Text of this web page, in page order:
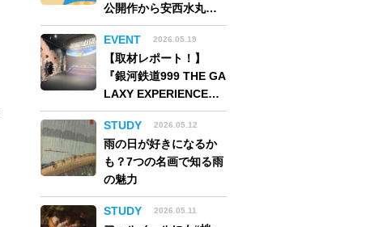
公開作から安西水丸の
世界、そしてゴッホ
《夜のカフェテラス》
まで
EVENT 2026.05.19
【取材レポート！】
『銀河鉄道999 THE GA
LAXY EXPERIENCE
あの旅は、まだ続いて
いる。』999号に乗り銀
河へ旅立つ。“観る”か
ら“体験する”展覧会
【角川武蔵野ミュージ
アム】
STUDY 2026.05.12
雨の日が好きになるか
も？7つの名画で知る雨
の魅力
STUDY 2026.05.11